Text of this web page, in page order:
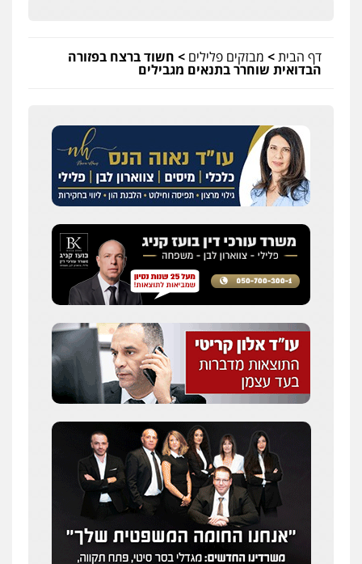
דף הבית> מבזקים פלילים > חשוד ברצח בפזורה
הבדואית שוחרר בתנאים מגבילים